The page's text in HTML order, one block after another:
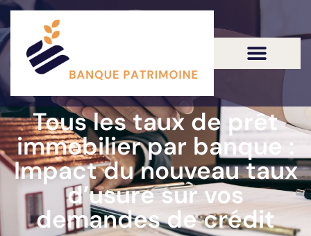
Tous les taux de prêt
immobilier par banque :
Impact du nouveau taux
d’usure sur vos
demandes de crédit